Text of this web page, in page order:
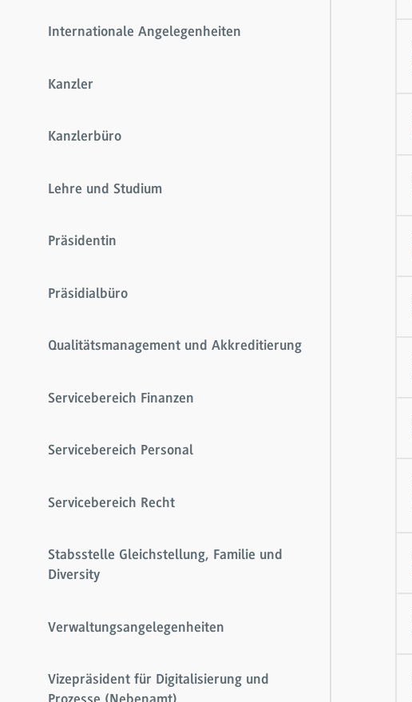
Internationale Angelegenheiten
Kanzler
Kanzlerbüro
Lehre und Studium
Präsidentin
Präsidialbüro
Qualitätsmanagement und Akkreditierung
Servicebereich Finanzen
Servicebereich Personal
Servicebereich Recht
Stabsstelle Gleichstellung, Familie und
Diversity
Verwaltungsangelegenheiten
Vizepräsident für Digitalisierung und